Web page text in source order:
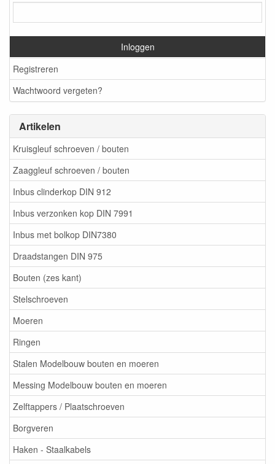
Inloggen
Registreren
Wachtwoord vergeten?
Artikelen
Kruisgleuf schroeven / bouten
Zaaggleuf schroeven / bouten
Inbus clinderkop DIN 912
Inbus verzonken kop DIN 7991
Inbus met bolkop DIN7380
Draadstangen DIN 975
Bouten (zes kant)
Stelschroeven
Moeren
Ringen
Stalen Modelbouw bouten en moeren
Messing Modelbouw bouten en moeren
Zelftappers / Plaatschroeven
Borgveren
Haken - Staalkabels